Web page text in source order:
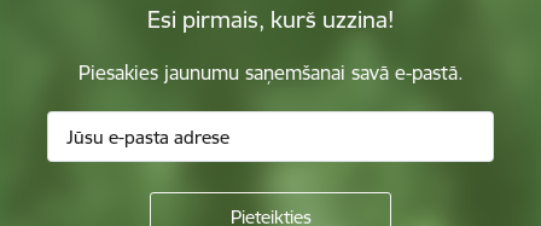
Esi pirmais, kurš uzzina!
Piesakies jaunumu saņemšanai savā e-pastā.